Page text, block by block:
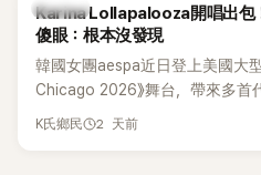
K-POP
Karina Lollapalooza開唱出包
傻眼：根本沒發現
韓國女團aespa近日登上美國大
Chicago 2026》舞台，帶來多首
嗨翻。不過，成員Karina卻在演
K氏鄉民 2 天前